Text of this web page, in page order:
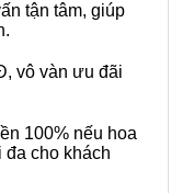
tận tâm, giúp
vô vàn ưu đãi
100% nếu hoa
đa cho khách